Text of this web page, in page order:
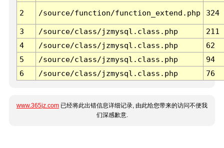
2 /source/function/function_extend.php 324
3 /source/class/jzmysql.class.php
211
4
/source/class/jzmysql.class.php
62
5
/source/class/jzmysql.class.php
94
6
/source/class/jzmysql.class.php 76
www.365jz.com 已经将此出错信息详细记录, 由此给您带来的访问不便我
们深感歉意.